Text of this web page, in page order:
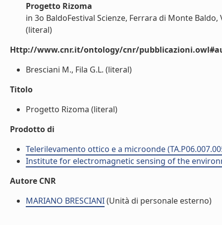
Progetto Rizoma
in 3o BaldoFestival Scienze, Ferrara di Monte Baldo,
(literal)
Http://www.cnr.it/ontology/cnr/
Bresciani M., Fila G.L. (literal)
Titolo
Progetto Rizoma (literal)
Prodotto di
Telerilevamento ottico e a microonde
Institute for electromagnetic sensing of the
Autore CNR
MARIANO BRESCIANI(Unità di personale esterno)